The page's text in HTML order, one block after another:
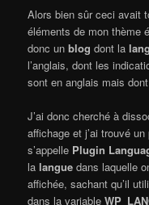
Alors bien sûr ceci avait
éléments de mon thème
donc unblog dont la
l’anglais, dont les
sont en anglais mais
J’ai donc cherché à
affichage et j’ai trouvé
s’appelle Plugin
la langue dans laquelle
affichée, sachant qu’il
dans la variable